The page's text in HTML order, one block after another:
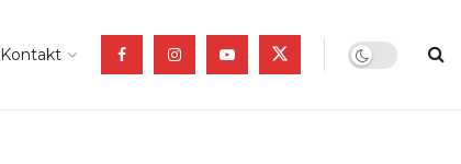
Kontakt